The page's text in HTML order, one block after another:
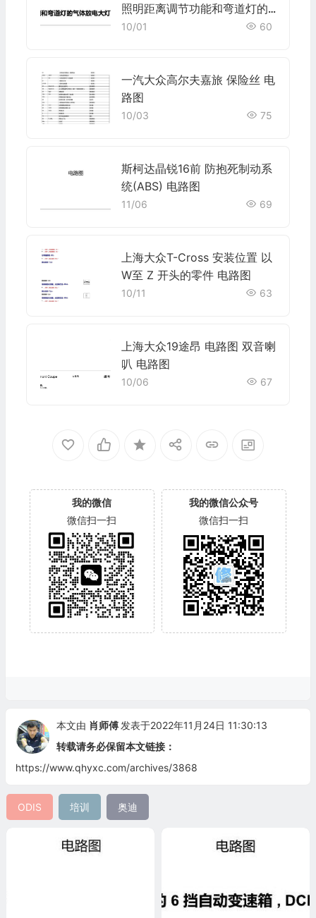
照明距离调节功能和弯道灯的
气体放电大灯(双氙气灯) , CG
10/01 60
一汽大众高尔夫嘉旅 保险丝 电
路图
10/03 75
斯柯达晶锐16前 防抱死制动系
统(ABS) 电路图
11/06 69
上海大众T-Cross 安装位置 以
W至 Z 开头的零件 电路图
10/11 63
上海大众19途昂 电路图 双音喇
叭 电路图
10/06 67
我的微信
微信扫一扫
我的微信公众号
微信扫一扫
本文由 肖师傅 发表于2022年11月24日 11:30:13
转载请务必保留本文链接：
https://www.qhyxc.com/archives/3868
ODIS 培训 奥迪